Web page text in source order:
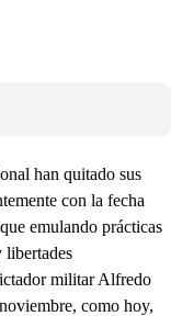
han quitado sus
con la fecha
emulando prácticas
libertades
militar Alfredo
como hoy,